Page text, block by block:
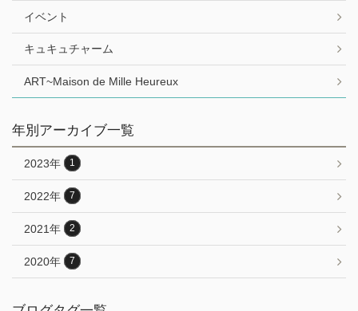
イベント
キュキュチャーム
ART~Maison de Mille Heureux
年別アーカイブ一覧
2023年 1
2022年 7
2021年 2
2020年 7